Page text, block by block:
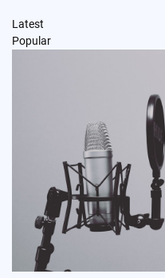
Latest
Popular